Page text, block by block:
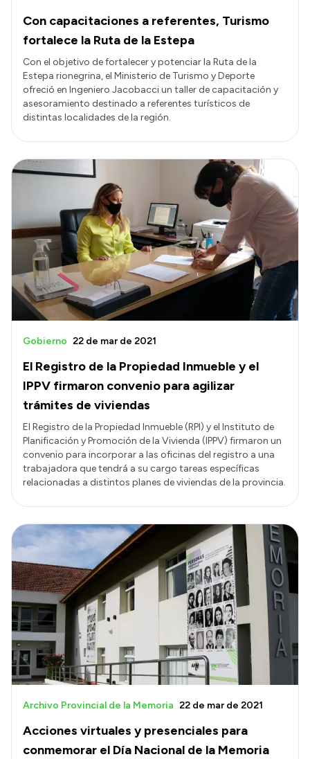
Con capacitaciones a referentes, Turismo
fortalece la Ruta de la Estepa
Con el objetivo de fortalecer y potenciar la Ruta de la
Estepa rionegrina, el Ministerio de Turismo y Deporte
ofreció en Ingeniero Jacobacci un taller de capacitación y
asesoramiento destinado a referentes turísticos de
distintas localidades de la región.
El Registro de la Propiedad Inmueble y el
IPPV firmaron convenio para agilizar
trámites de viviendas
Gobierno 22 de mar de 2021
El Registro de la Propiedad Inmueble (RPI) y el Instituto de
Planificación y Promoción de la Vivienda (IPPV) firmaron un
convenio para incorporar a las oficinas del registro a una
trabajadora que tendrá a su cargo tareas específicas
relacionadas a distintos planes de viviendas de la provincia.
Acciones virtuales y presenciales para
conmemorar el Día Nacional de la Memoria
Archivo Provincial de la Memoria 22 de mar de 2021